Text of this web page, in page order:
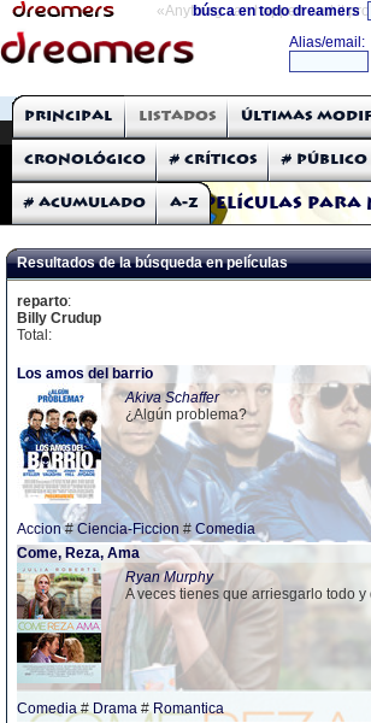
«Anything can happen and it
búsca en todo dreamers
THE DREAMERS
Críticas: Películas
Películas
Principal Listados Últimas
Cronológico # Críticos # Público
# Acumulado A-Z
Resultados de la búsqueda en películas
reparto:
Billy Crudup
Total:
Los amos del barrio
Akiva Schaffer
¿Algún problema?
Accion#Ciencia-Ficcion # Comedia
Come, Reza, Ama
Ryan Murphy
A veces tienes que arriesgarlo todo y
Comedia# Drama # Romantica